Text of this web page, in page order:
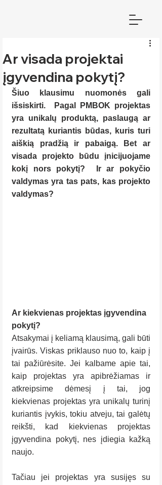
Ar visada projektai
įgyvendina pokytį?
Šiuo klausimu nuomonės gali
išsiskirti.  Pagal PMBOK projektas
yra unikalų produktą, paslaugą ar
rezultatą kuriantis būdas, kuris turi
aiškią pradžią ir pabaigą. Bet ar
visada projekto būdu įnicijuojame
kokį nors pokytį?  Ir ar pokyčio
valdymas yra tas pats, kas projekto
valdymas?
Ar kiekvienas projektas įgyvendina
pokytį?
Atsakymai į keliamą klausimą, gali būti
įvairūs. Viskas priklauso nuo to, kaip į
tai pažiūrėsite. Jei kalbame apie tai,
kaip projektas yra apibrėžiamas ir
atkreipsime dėmesį į tai, jog
kiekvienas projektas yra unikalų turinį
kuriantis įvykis, tokiu atveju, tai galėtų
reikšti, kad kiekvienas projektas
įgyvendina pokytį, nes įdiegia kažką
naujo.
Tačiau jei projektas yra susijęs su